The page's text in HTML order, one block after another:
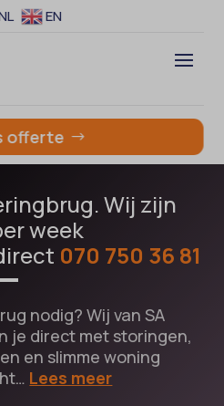
EN
offerte
Wij zijn
week
070 750 36 81
nodig? Wij van SA
je direct met storingen,
en slimme woning
Lees meer